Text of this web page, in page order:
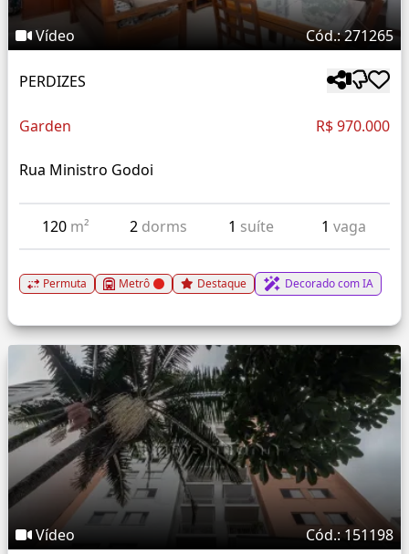
Vídeo Cód.: 271265
PERDIZES
Garden R$ 970.000
Rua Ministro Godoi
120 m² 2 dorms 1 suíte 1 vaga
Permuta Metrô Destaque Decorado com IA
Vídeo Cód.: 151198